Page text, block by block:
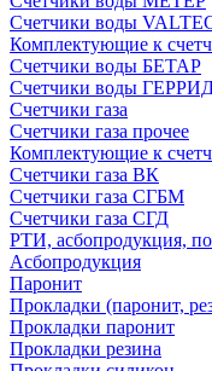
Счетчики воды
Комплектующие к
Счетчики воды БЕТАР
Счетчики воды
Счетчики газа
Счетчики газа прочее
Комплектующие к
Счетчики газа ВК
Счетчики газа СГБМ
Счетчики газа СГД
РТИ, асбопродукция,
Асбопродукция
Паронит
Прокладки (паронит,
Прокладки паронит
Прокладки резина